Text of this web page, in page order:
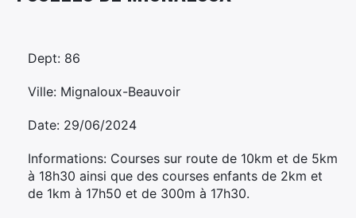
Dept: 86
Ville: Mignaloux-Beauvoir
Date: 29/06/2024
Informations: Courses sur route de 10km et de 5km
à 18h30 ainsi que des courses enfants de 2km et
de 1km à 17h50 et de 300m à 17h30.